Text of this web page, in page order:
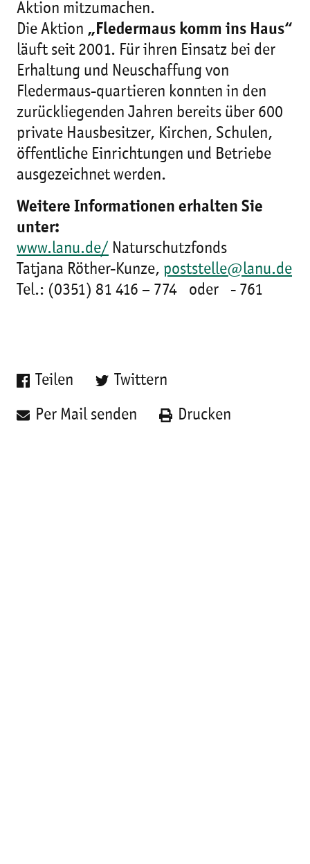
Aktion mitzumachen.
Die Aktion „Fledermaus komm ins Haus“
läuft seit 2001. Für ihren Einsatz bei der
Erhaltung und Neuschaffung von
Fledermaus-quartieren konnten in den
zurückliegenden Jahren bereits über 600
private Hausbesitzer, Kirchen, Schulen,
öffentliche Einrichtungen und Betriebe
ausgezeichnet werden.
Weitere Informationen erhalten Sie
unter:
www.lanu.de/ Naturschutzfonds
Tatjana Röther-Kunze, poststelle@lanu.de
Tel.: (0351) 81 416 – 774 oder - 761
Teilen Twittern
Per Mail senden Drucken